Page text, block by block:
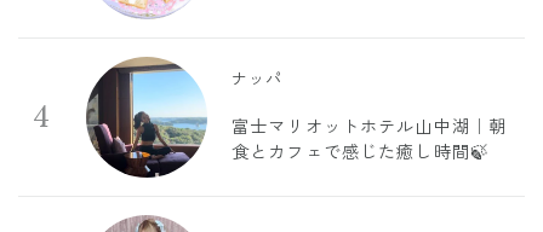
4
ナッパ
富士マリオットホテル山中湖｜朝
食とカフェで感じた癒し時間🍃